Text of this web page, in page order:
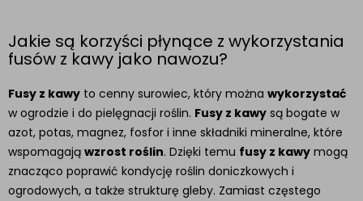
Jakie są korzyści płynące z wykorzystania
fusów z kawy jako nawozu?
Fusy z kawy to cenny surowiec, który można wykorzystać
w ogrodzie i do pielęgnacji roślin. Fusy z kawy są bogate w
azot, potas, magnez, fosfor i inne składniki mineralne, które
wspomagają wzrost roślin. Dzięki temu fusy z kawy mogą
znacząco poprawić kondycję roślin doniczkowych i
ogrodowych, a także strukturę gleby. Zamiast częstego